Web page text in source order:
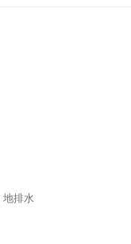
地排水